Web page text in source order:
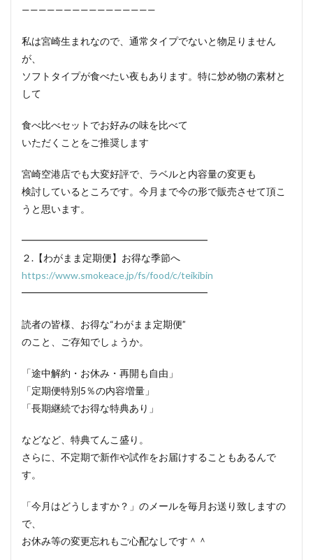
————————————————
私は宮崎生まれなので、通常タイプでないと物足りません
が、
ソフトタイプが食べたい夜もあります。特に炒め物の素材と
して
食べ比べセットでお好みの味を比べて
いただくことをご推奨します
宮崎空港店でも大変好評で、ラベルと内容量の変更も
検討しているところです。今月まで今の形で販売させて頂こ
うと思います。
━━━━━━━━━━━━━━━━━━━
２.【わがまま定期便】お得な季節へ
https://www.smokeace.jp/fs/food/c/teikibin
━━━━━━━━━━━━━━━━━━━
読者の皆様、お得な“わがまま定期便”
のこと、ご存知でしょうか。
「途中解約・お休み・再開も自由」
「定期便特別5％の内容増量」
「長期継続でお得な特典あり」
などなど、特典てんこ盛り。
さらに、不定期で新作や試作をお届けすることもあるんで
す。
「今月はどうしますか？」のメールを毎月お送り致しますの
で、
お休み等の変更忘れもご心配なしです＾＾